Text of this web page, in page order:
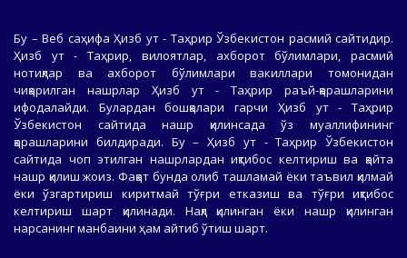
Бу – Веб саҳифа Ҳизб ут - Таҳрир Ўзбекистон расмий сайтидир.
Ҳизб ут - Таҳрир, вилоятлар, ахборот бўлимлари, расмий
нотиқлар ва ахборот бўлимлари вакиллари томонидан
чиқарилган нашрлар Ҳизб ут - Таҳрир раъй-қарашларини
ифодалайди. Булардан бошқалари гарчи Ҳизб ут - Таҳрир
Ўзбекистон сайтида нашр қилинсада ўз муаллифининг
қарашларини билдиради. Бу – Ҳизб ут - Таҳрир Ўзбекистон
сайтида чоп этилган нашрлардан иқтибос келтириш ва қайта
нашр қилиш жоиз. Фақат бунда олиб ташламай ёки таъвил қилмай
ёки ўзгартириш киритмай тўғри етказиш ва тўғри иқтибос
келтириш шарт қилинади. Нақл қилинган ёки нашр қилинган
нарсанинг манбаини ҳам айтиб ўтиш шарт.